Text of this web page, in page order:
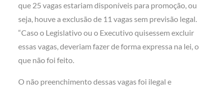
que 25 vagas estariam disponíveis para promoção, ou
seja, houve a exclusão de 11 vagas sem previsão legal.
“Caso o Legislativo ou o Executivo quisessem excluir
essas vagas, deveriam fazer de forma expressa na lei, o
que não foi feito.
O não preenchimento dessas vagas foi ilegal e